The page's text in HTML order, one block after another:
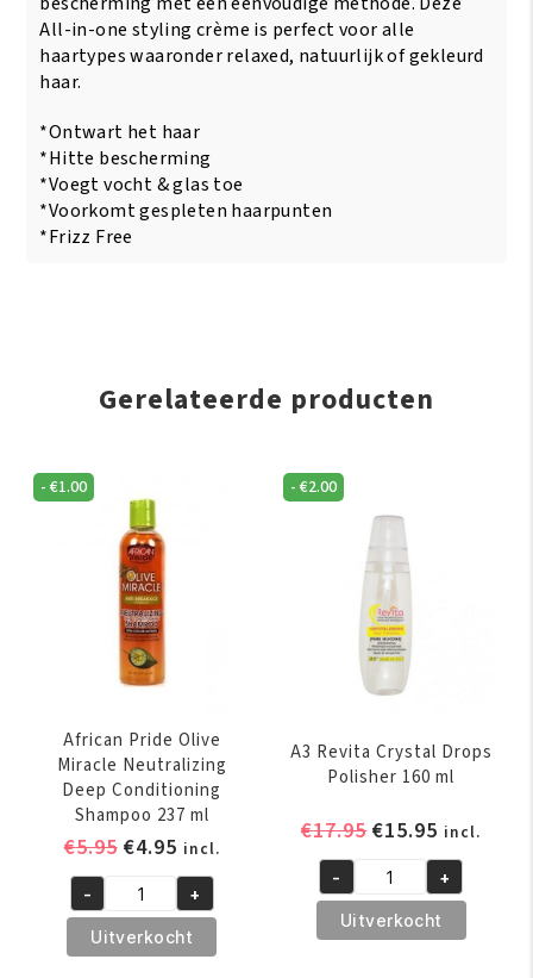
All-in-one styling crème is perfect voor alle
haartypes waaronder relaxed, natuurlijk of gekleurd
haar.
*Ontwart het haar
*Hitte bescherming
*Voegt vocht & glas toe
*Voorkomt gespleten haarpunten
*Frizz Free
Gerelateerde producten
-€1.00
African Pride Olive
Miracle Neutralizing
Deep Conditioning
Shampoo 237 ml
€5.95 Oorspronkelijke
was:
€5.95.
€4.95Huidige
prijs
is:
€4.95.
incl.
African
Pride
Olive
- +
Uitverkocht
-€2.00
A3 Revita Crystal Drops
Polisher 160 ml
€17.95
was:
€17.95.
€15.95 Huidige
prijs
is:
€15.95.
incl.
A3
Revita
Crystal
- +
Uitverkocht